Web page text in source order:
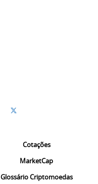
Cotações
MarketCap
Glossário Criptomoedas